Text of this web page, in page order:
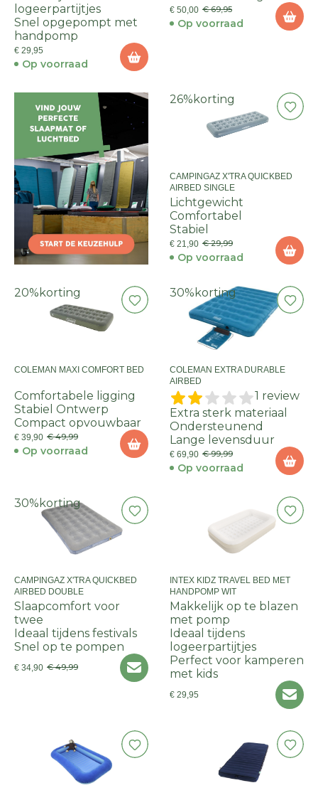
logeerpartijtjes
Snel opgepompt met
handpomp
€ 29,95
Op voorraad
€ 50,00 € 69,95
Op voorraad
26% korting
CAMPINGAZ X'TRA QUICKBED
AIRBED SINGLE
Lichtgewicht
Comfortabel
Stabiel
€ 21,90 € 29,99
Op voorraad
20% korting
COLEMAN MAXI COMFORT BED
Comfortabele ligging
Stabiel Ontwerp
Compact opvouwbaar
€ 39,90 € 49,99
Op voorraad
30% korting
COLEMAN EXTRA DURABLE
AIRBED
1 review
Extra sterk materiaal
Ondersteunend
Lange levensduur
€ 69,90 € 99,99
Op voorraad
30% korting
CAMPINGAZ X'TRA QUICKBED
AIRBED DOUBLE
Slaapcomfort voor
twee
Ideaal tijdens festivals
Snel op te pompen
€ 34,90 € 49,99
INTEX KIDZ TRAVEL BED MET
HANDPOMP WIT
Makkelijk op te blazen
met pomp
Ideaal tijdens
logeerpartijtjes
Perfect voor kamperen
met kids
€ 29,95